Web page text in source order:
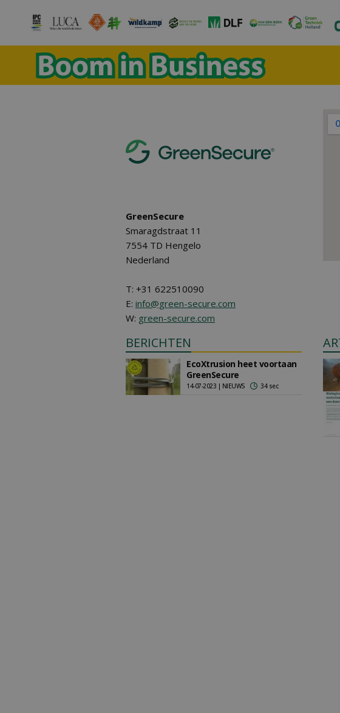
GreenSecure
Smaragdstraat 11
7554 TD Hengelo
Nederland
T: +31 622510090
E: info@green-secure.com
W: green-secure.com
BERICHTEN
EcoXtrusion heet voortaan
GreenSecure
14-07-2023 | NIEUWS 34 sec